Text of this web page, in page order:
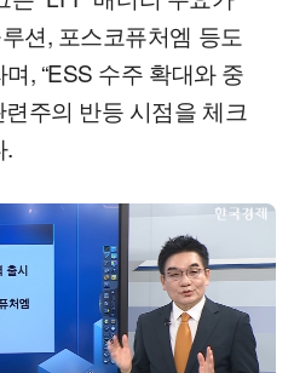
션, 포스코퓨처엠 등도
, “ESS 수주 확대와 중
주의 반등 시점을 체크
.